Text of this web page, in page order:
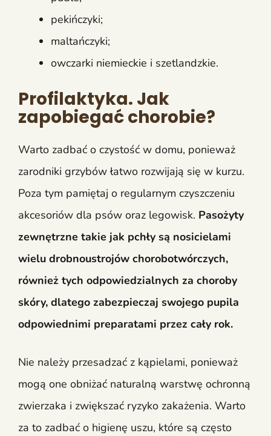
pekińczyki;
maltańczyki;
owczarki niemieckie i szetlandzkie.
Profilaktyka. Jak
zapobiegać chorobie?
Warto zadbać o czystość w domu, ponieważ
zarodniki grzybów łatwo rozwijają się w kurzu.
Poza tym pamiętaj o regularnym czyszczeniu
akcesoriów dla psów oraz legowisk. Pasożyty
zewnętrzne takie jak pchły są nosicielami
wielu drobnoustrojów chorobotwórczych,
również tych odpowiedzialnych za choroby
skóry, dlatego zabezpieczaj swojego pupila
odpowiednimi preparatami przez cały rok.
Nie należy przesadzać z kąpielami, ponieważ
mogą one obniżać naturalną warstwę ochronną
zwierzaka i zwiększać ryzyko zakażenia. Warto
za to zadbać o higienę uszu, które są często